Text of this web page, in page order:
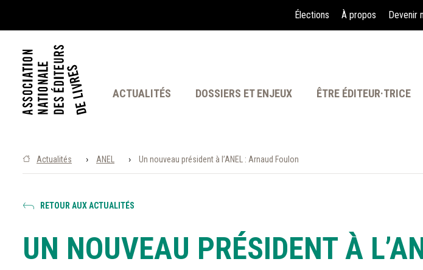
Élections À propos Devenir
ACTUALITÉS DOSSIERS ET ENJEUX ÊTRE ÉDITEUR·TRICE
Actualités › ANEL › Un nouveau président à l’ANEL : Arnaud Foulon
RETOUR AUX ACTUALITÉS
UN NOUVEAU PRÉSIDENT À